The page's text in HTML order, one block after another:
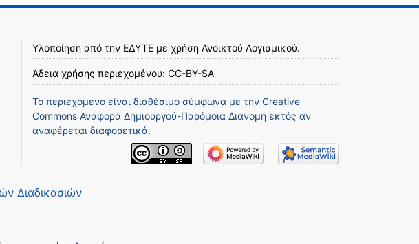
Υλοποίηση από την ΕΔΥΤΕ με χρήση Ανοικτού Λογισμικού.
Άδεια χρήσης περιεχομένου: CC-BY-SA
Το περιεχόμενο είναι διαθέσιμο σύμφωνα με την Creative
Commons Αναφορά Δημιουργού-Παρόμοια Διανομή εκτός αν
αναφέρεται διαφορετικά.
Διαδικασιών